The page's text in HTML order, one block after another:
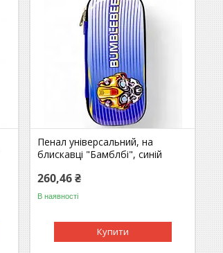
Пенал універсальний, на
блискавці "Бамблбі", синій
260,46 ₴
В наявності
Купити